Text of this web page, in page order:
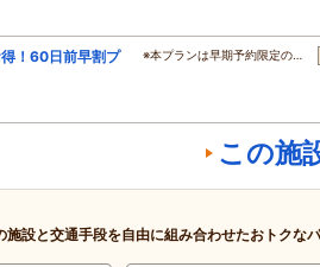
得！60日前早割プ
※本プランは早期予約限定の…
この施
施設と交通手段を自由に組み合わせたおトクな